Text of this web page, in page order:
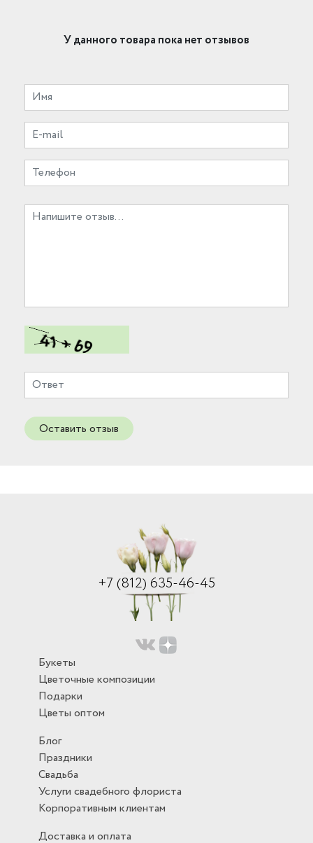
У данного товара пока нет отзывов
Оставить отзыв
+7 (812) 635-46-45
Букеты
Цветочные композиции
Подарки
Цветы оптом
Блог
Праздники
Свадьба
Услуги свадебного флориста
Корпоративным клиентам
Доставка и оплата